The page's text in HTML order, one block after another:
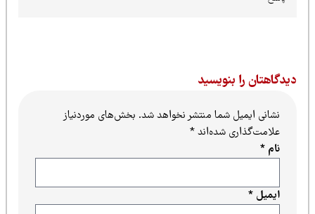
را بنویسید
نشانی ایمیل شما منتشر نخواهد شد.بخش‌های موردنیاز
علامت‌گذاری شده‌اند*
ایمیل*